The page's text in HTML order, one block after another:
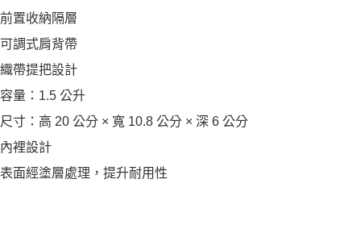
前置收納隔層
可調式肩背帶
織帶提把設計
容量：1.5 公升
尺寸：高 20 公分 × 寬 10.8 公分 × 深 6 公分
內裡設計
表面經塗層處理，提升耐用性